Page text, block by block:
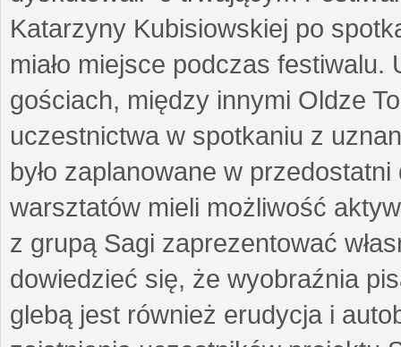
Katarzyny Kubisiowskiej po
miało miejsce podczas
gościach, między innymi Oldze
uczestnictwa w spotkaniu z
było zaplanowane w
warsztatów mieli możliwość
z grupą Sagi zaprezentować
dowiedzieć się, że wyobraźnia
glebą jest również erudycja i